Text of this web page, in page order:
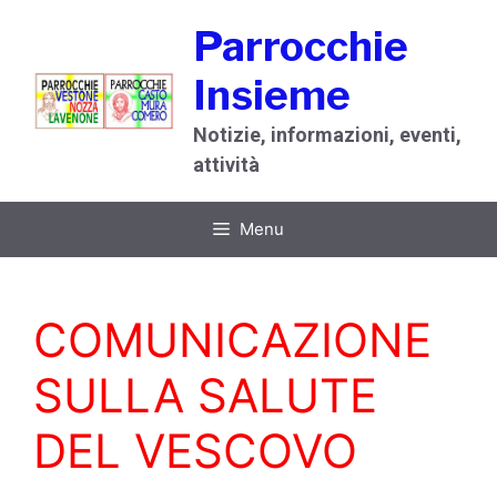
contenuto
Parrocchie
Insieme
Notizie, informazioni, eventi,
attività
Menu
COMUNICAZIONE
SULLA SALUTE
DEL VESCOVO